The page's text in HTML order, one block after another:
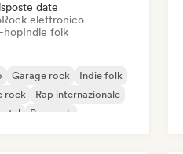
date
Rock elettronico
hopIndie folk
Garage rock
Indie folk
rock
Rap internazionale
Pop rock